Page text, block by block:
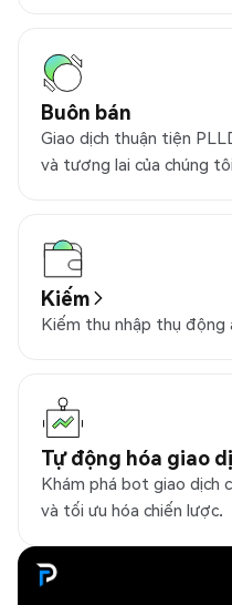
Buôn bán
Giao dịch thuận tiện
và tương lai của chúng tôi
Kiếm
Kiếm thu nhập thụ
Tự động hóa giao
Khám phá bot giao dịch
và tối ưu hóa chiến lược.